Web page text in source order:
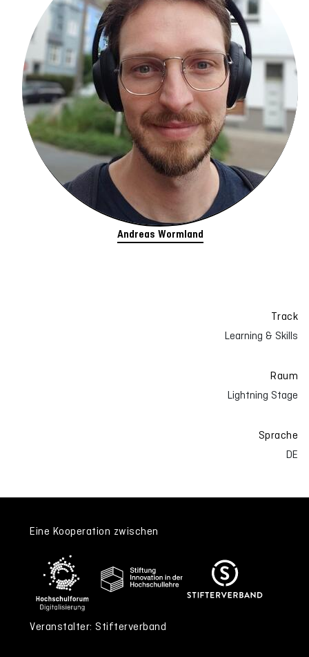
Andreas Wormland
Track
Learning & Skills
Raum
Lightning Stage
Sprache
DE
Eine Kooperation zwischen
Veranstalter: Stifterverband